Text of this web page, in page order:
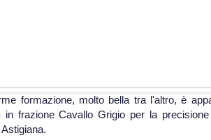
formazione, molto bella tra l'altro, è
in frazione Cavallo Grigio per la